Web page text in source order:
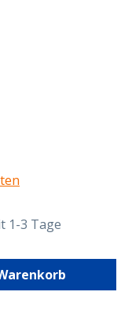
1-3 Tage